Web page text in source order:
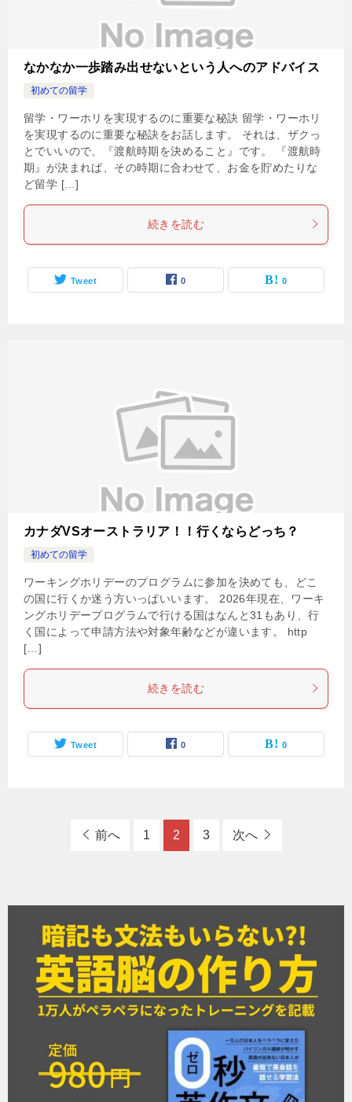
なかなか一歩踏み出せないという人へのアドバイス
初めての留学
留学・ワーホリを実現するのに重要な秘訣 留学・ワーホリ
を実現するのに重要な秘訣をお話します。 それは、ザクっ
とでいいので、『渡航時期を決めること』です。 『渡航時
期』が決まれば、その時期に合わせて、お金を貯めたりな
ど留学 […]
続きを読む
Tweet 0 0
カナダVSオーストラリア！！行くならどっち？
初めての留学
ワーキングホリデーのプログラムに参加を決めても、どこ
の国に行くか迷う方いっぱいいます。 2026年現在、ワーキ
ングホリデープログラムで行ける国はなんと31もあり、行
く国によって申請方法や対象年齢などが違います。 http
[…]
続きを読む
Tweet 0 0
前へ 1 2 3 次へ